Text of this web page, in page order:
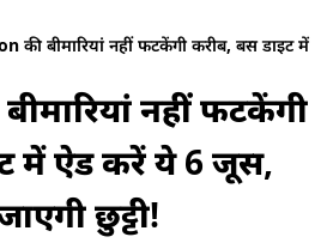
की बीमारियां नहीं फटकेंगी करीब, बस डाइट में
नहीं फटकेंगी
में ऐड करें ये 6 जूस,
छुट्टी!